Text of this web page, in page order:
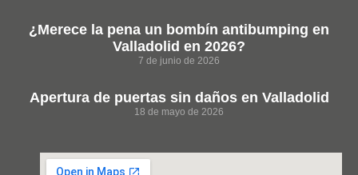
¿Merece la pena un bombín antibumping en
Valladolid en 2026?
7 de junio de 2026
Apertura de puertas sin daños en Valladolid
18 de mayo de 2026